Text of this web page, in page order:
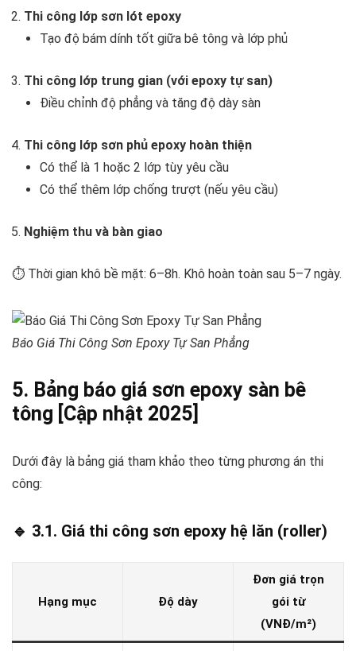
Thi công lớp sơn lót epoxy
Tạo độ bám dính tốt giữa bê tông và lớp phủ
Thi công lớp trung gian (với epoxy tự san)
Điều chỉnh độ phẳng và tăng độ dày sàn
Thi công lớp sơn phủ epoxy hoàn thiện
Có thể là 1 hoặc 2 lớp tùy yêu cầu
Có thể thêm lớp chống trượt (nếu yêu cầu)
Nghiệm thu và bàn giao
⏱️ Thời gian khô bề mặt: 6–8h. Khô hoàn toàn sau 5–7 ngày.
Báo Giá Thi Công Sơn Epoxy Tự San Phẳng
5. Bảng báo giá sơn epoxy sàn bê
tông [Cập nhật 2025]
Dưới đây là bảng giá tham khảo theo từng phương án thi
công:
🔹 3.1. Giá thi công sơn epoxy hệ lăn (roller)
Hạng mục Độ dày
Đơn giá trọn
gói từ
(VNĐ/m²)